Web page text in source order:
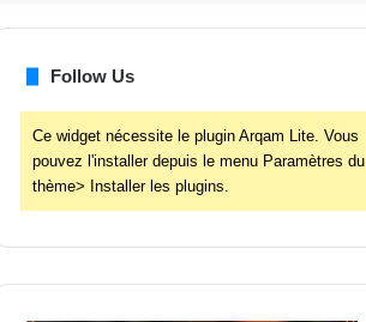
Follow Us
Ce widget nécessite le plugin Arqam Lite. Vous
pouvez l'installer depuis le menu Paramètres du
thème> Installer les plugins.